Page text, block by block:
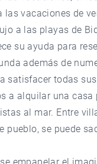
vacaciones de
a las playas de
su ayuda para
además de
satisfacer todas
a alquilar una
al mar. Entre
se puede